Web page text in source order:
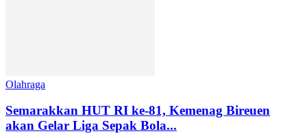
Olahraga
Semarakkan HUT RI ke-81, Kemenag Bireuen
akan Gelar Liga Sepak Bola...